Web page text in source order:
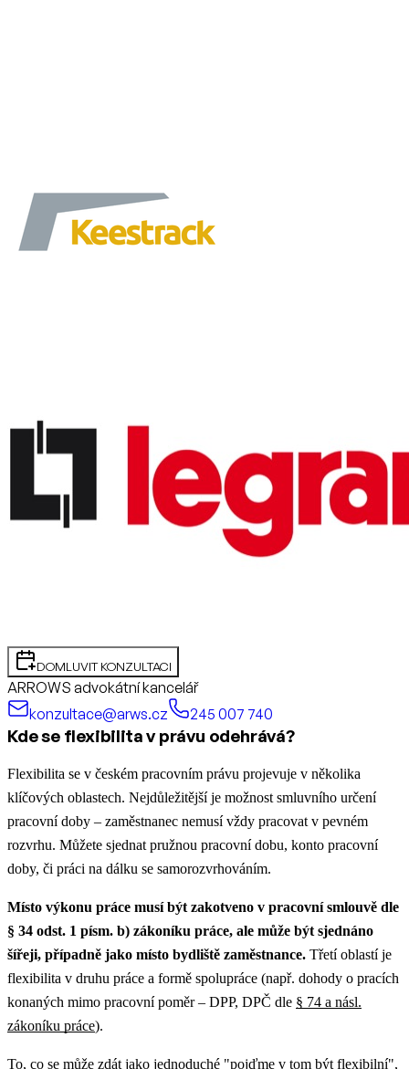
DOMLUVIT KONZULTACI
ARROWS advokátní kancelář
konzultace@arws.cz
245 007 740
Kde se flexibilita v právu odehrává?
Flexibilita se v českém pracovním právu projevuje v několika
klíčových oblastech. Nejdůležitější je možnost smluvního určení
pracovní doby – zaměstnanec nemusí vždy pracovat v pevném
rozvrhu. Můžete sjednat pružnou pracovní dobu, konto pracovní
doby, či práci na dálku se samorozvrhováním.
Místo výkonu práce musí být zakotveno v pracovní smlouvě dle
§ 34 odst. 1 písm. b) zákoníku práce, ale může být sjednáno
šířeji, případně jako místo bydliště zaměstnance. Třetí oblastí je
flexibilita v druhu práce a formě spolupráce (např. dohody o pracích
konaných mimo pracovní poměr – DPP, DPČ dle § 74 a násl.
zákoníku práce).
To, co se může zdát jako jednoduché "pojďme v tom být flexibilní",